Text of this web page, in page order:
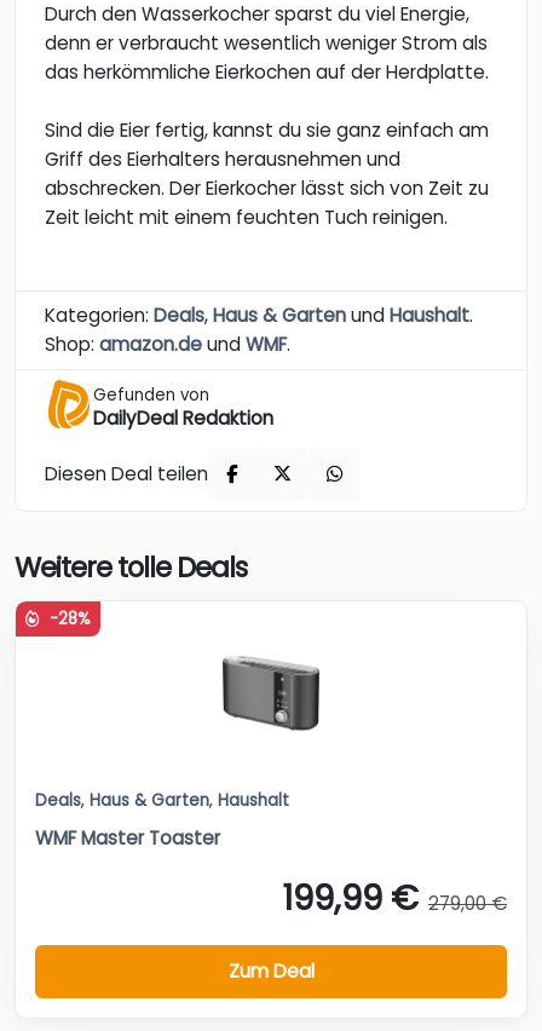
Durch den Wasserkocher sparst du viel Energie,
denn er verbraucht wesentlich weniger Strom als
das herkömmliche Eierkochen auf der Herdplatte.
Sind die Eier fertig, kannst du sie ganz einfach am
Griff des Eierhalters herausnehmen und
abschrecken. Der Eierkocher lässt sich von Zeit zu
Zeit leicht mit einem feuchten Tuch reinigen.
Kategorien: Deals,Haus & GartenundHaushalt.
Shop: amazon.deundWMF.
Gefunden von
DailyDeal Redaktion
Diesen Deal teilen
Weitere tolle Deals
-28%
Deals, Haus & Garten, Haushalt
WMF Master Toaster
199,99 € 279,00 €
Zum Deal